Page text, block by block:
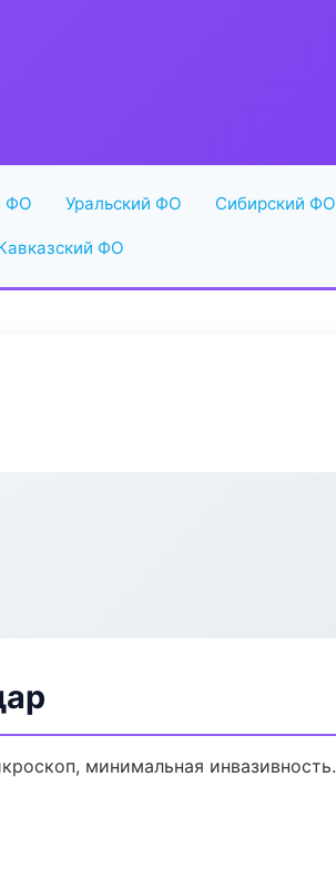
ФО Уральский ФО Сибирский ФО
ФО
минимальная инвазивность.